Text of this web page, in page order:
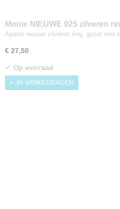
Mooie NIEUWE 925 zilveren
Aparte nieuwe zilveren ring, gezet met
€ 27,50
✓ Op voorraad
IN WINKELWAGEN